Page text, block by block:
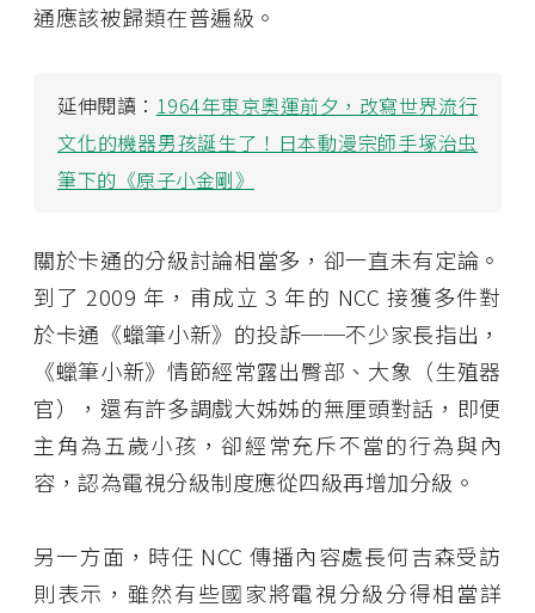
通應該被歸類在普遍級。
延伸閱讀： 1964年東京奧運前夕，改寫世界流行
文化的機器男孩誕生了！日本動漫宗師手塚治虫
筆下的《原子小金剛》
關於卡通的分級討論相當多，卻一直未有定論。
到了 2009 年，甫成立 3 年的 NCC 接獲多件對
於卡通《蠟筆小新》的投訴──不少家長指出，
《蠟筆小新》情節經常露出臀部、大象（生殖器
官），還有許多調戲大姊姊的無厘頭對話，即便
主角為五歲小孩，卻經常充斥不當的行為與內
容，認為電視分級制度應從四級再增加分級。
另一方面，時任 NCC 傳播內容處長何吉森受訪
則表示，雖然有些國家將電視分級分得相當詳